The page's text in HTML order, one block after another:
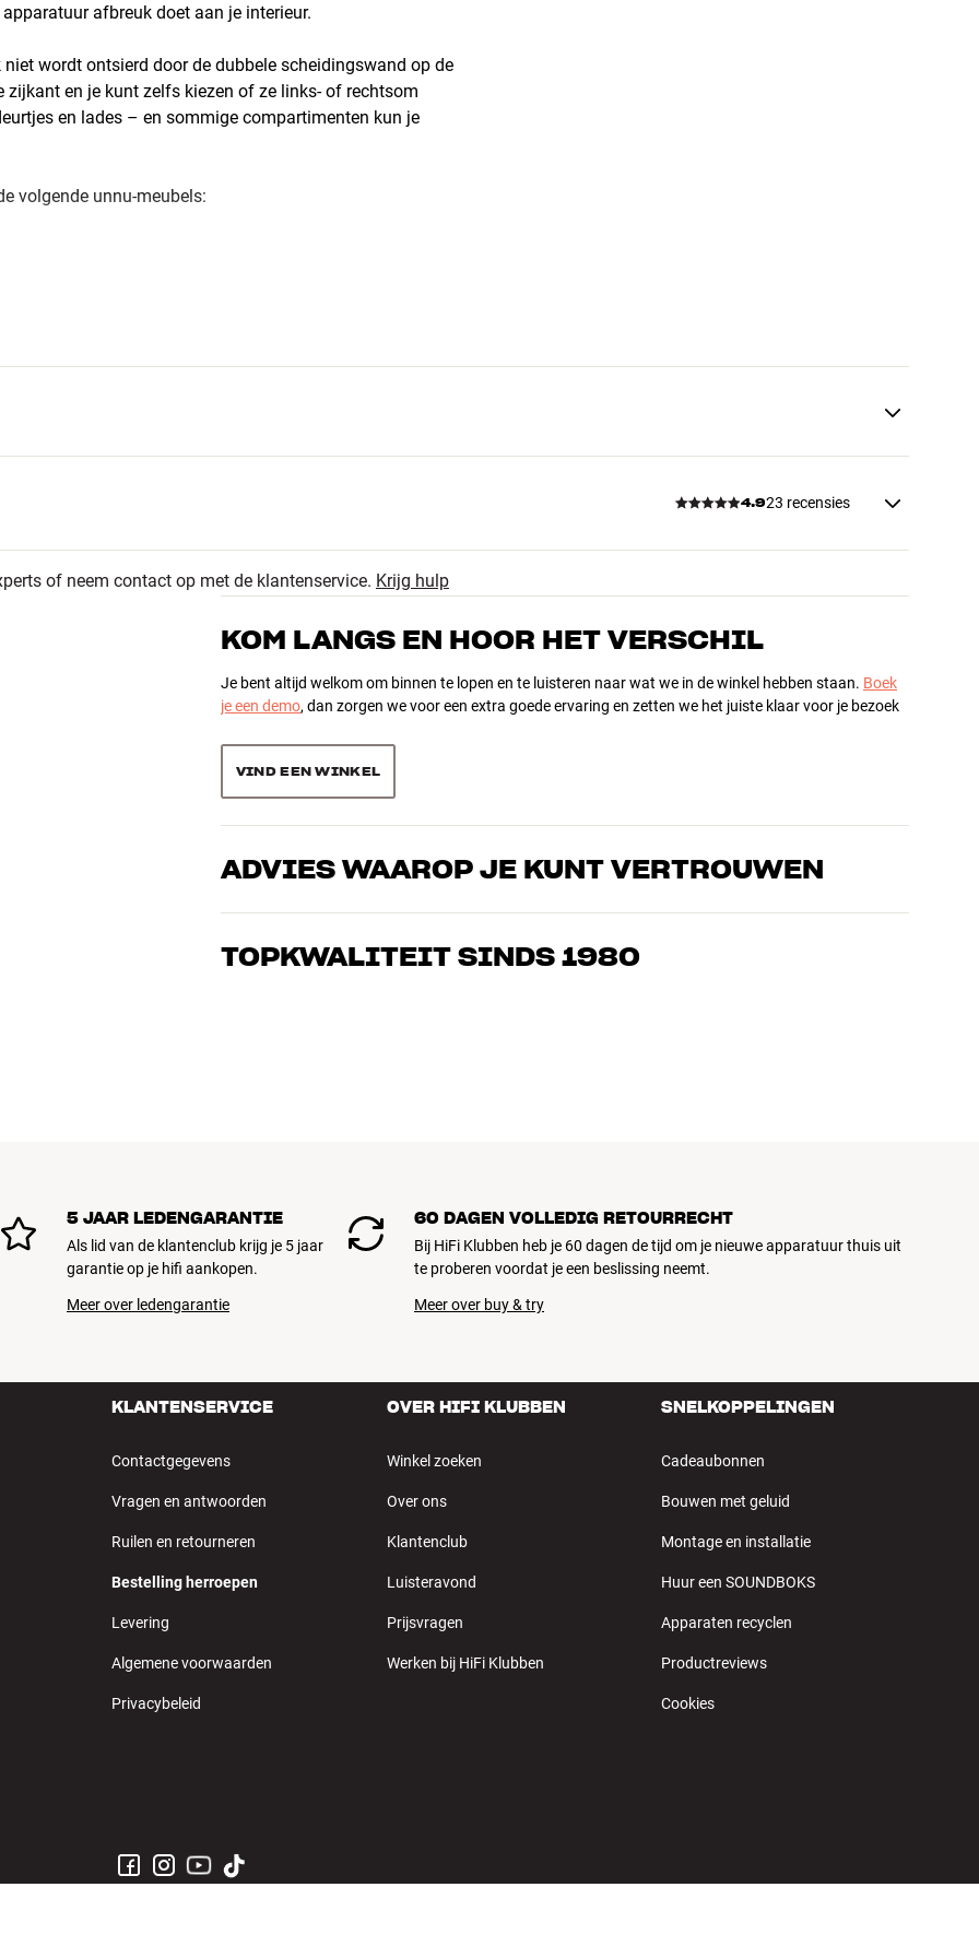
afbreuk doet aan je interieur.
wordt ontsierd door de dubbele scheidingswand op de
en je kunt zelfs kiezen of ze links- of rechtsom
en lades – en sommige compartimenten kun je
volgende unnu-meubels:
4.923 recensies
4.9
23 recensies
21
of neem contact op met de klantenservice. Krijg hulp
KOM LANGS EN HOOR HET VERSCHIL
Je bent altijd welkom om binnen te lopen en te luisteren naar wat we in de winkel hebben staan. Boek
je een demo, dan zorgen we voor een extra goede ervaring en zetten we het juiste klaar voor je bezoek
VIND EEN WINKEL
ADVIES WAAROP JE KUNT VERTROUWEN
Onze medewerkers zijn echte liefhebbers die de producten door en door kennen en gepassioneerd zijn
de perfecte oplossing voor jouw wensen en budget
TOPKWALITEIT SINDS 1980
5 JAAR LEDENGARANTIE
Als lid van de klantenclub krijg je 5 jaar
garantie op je hifi aankopen.
Meer over ledengarantie
60 DAGEN VOLLEDIG RETOURRECHT
Bij HiFi Klubben heb je 60 dagen de tijd om je nieuwe apparatuur thuis uit
te proberen voordat je een beslissing neemt.
Meer over buy & try
KLANTENSERVICE
Contactgegevens
Vragen en antwoorden
Ruilen en retourneren
Bestelling herroepen
Levering
Algemene voorwaarden
Privacybeleid
OVER HIFI KLUBBEN
Winkel zoeken
Over ons
Klantenclub
Luisteravond
Prijsvragen
Werken bij HiFi Klubben
SNELKOPPELINGEN
Cadeaubonnen
Bouwen met geluid
Montage en installatie
Huur een SOUNDBOKS
Apparaten recyclen
Productreviews
Cookies